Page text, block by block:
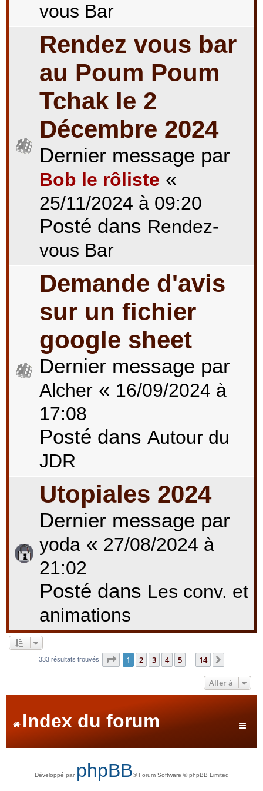
vous Bar
Rendez vous bar
au Poum Poum
Tchak le 2
Décembre 2024
Dernier message par
Bob le rôliste «
25/11/2024 à 09:20
Posté dans Rendez-
vous Bar
Demande d'avis
sur un fichier
google sheet
Dernier message par
Alcher « 16/09/2024 à
17:08
Posté dans Autour du
JDR
Utopiales 2024
Dernier message par
yoda « 27/08/2024 à
21:02
Posté dans Les conv. et
animations
333 résultats trouvés Page 1sur14
1 2 3 4 5 14
Aller à
Index du forum
Développé par phpBB® Forum Software © phpBB Limited